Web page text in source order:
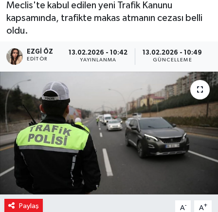
Meclis'te kabul edilen yeni Trafik Kanunu
kapsamında, trafikte makas atmanın cezası belli
oldu.
EZGI ÖZ
EDITÖR
13.02.2026 - 10:42
YAYINLANMA
13.02.2026 - 10:49
GÜNCELLEME
Paylaş A- A+